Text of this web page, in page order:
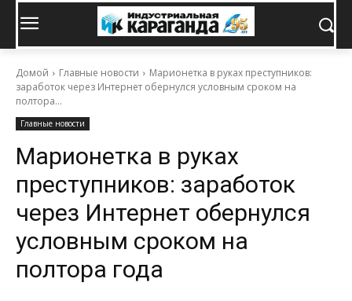
Домой Главные новости
Марионетка в руках преступников:
заработок через Интернет обернулся условным сроком на
полтора...
Главные новости
Марионетка в руках
преступников: заработок
через Интернет обернулся
условным сроком на
полтора года